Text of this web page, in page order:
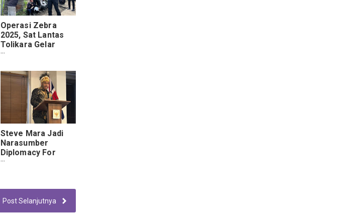
Operasi Zebra
2025, Sat Lantas
Tolikara Gelar
Sosialisasi
Steve Mara Jadi
Narasumber
Diplomacy For
Development di
Post Selanjutnya